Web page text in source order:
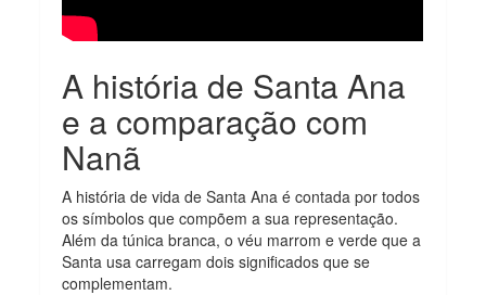
A história de Santa Ana
e a comparação com
Nanã
A história de vida de Santa Ana é contada por todos
os símbolos que compõem a sua representação.
Além da túnica branca, o véu marrom e verde que a
Santa usa carregam dois significados que se
complementam.